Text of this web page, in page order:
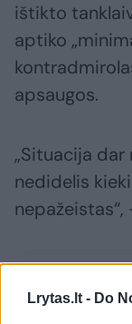
Lrytas.lt - Do
ištikto
aptiko
apsaugos.
„Situacija dar
nedidelis
nepažeistas“,
Susiję